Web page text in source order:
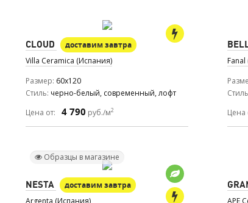
CLOUD
доставим завтра
Villa Ceramica (Испания)
Размер 60x120
Стиль черно-белый, современный, лофт
Цена от:
4 790 руб./м2
Стиль
Цена
Образцы в магазине
NESTA
доставим завтра
Argenta (Испания)
APE